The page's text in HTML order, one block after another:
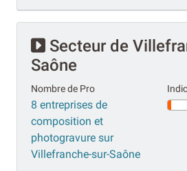
Secteur de
Saône
Nombre de Pro
8 entreprises de
composition et
photogravure sur
Villefranche-sur-Saône